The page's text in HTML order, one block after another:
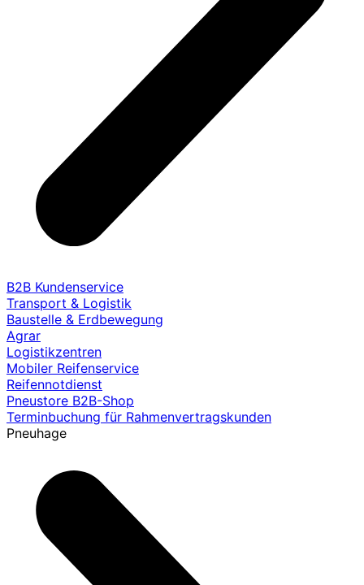
B2B Kundenservice
Transport & Logistik
Baustelle & Erdbewegung
Agrar
Logistikzentren
Mobiler Reifenservice
Reifennotdienst
Pneustore B2B-Shop
Terminbuchung für Rahmenvertragskunden
Pneuhage